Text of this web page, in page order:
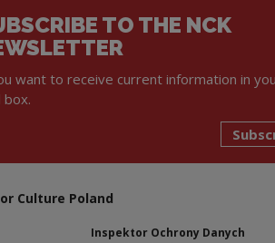
TO THE NCK
want to receive current information in
box.
Culture Poland
Inspektor Ochrony Danych